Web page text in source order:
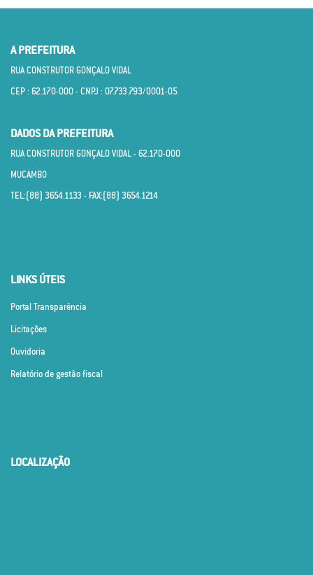
A PREFEITURA
RUA CONSTRUTOR GONÇALO VIDAL
CEP : 62.170­-000 - CNPJ : 07.733.793/0001­-05
DADOS DA PREFEITURA
RUA CONSTRUTOR GONÇALO VIDAL - 62.170­-000
MUCAMBO
TEL:(88) 3654.1133 - FAX:(88) 3654.1214
LINKS ÚTEIS
Portal Transparência
Licitações
Ouvidoria
Relatório de gestão fiscal
LOCALIZAÇÃO